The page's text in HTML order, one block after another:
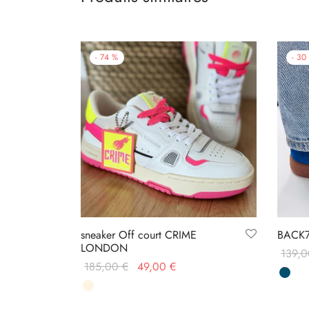
- 74 %
sneaker Off court CRIME
LONDON
185,00€ Le prix
49,00 €
Choix des options
- 30
Choix